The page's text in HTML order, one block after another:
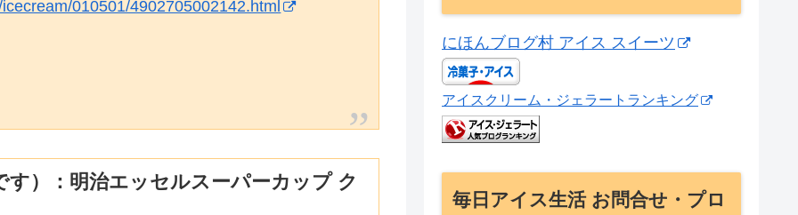
010501/4902705002142.html
）：明治エッセルスーパーカップ ク
にほんブログ村 アイス スイーツ
アイスクリーム・ジェラートランキング
毎日アイス生活 お問合せ・プロ